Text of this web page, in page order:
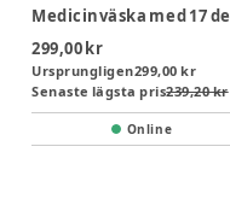
299,00 kr
Ursprungligen299,00 kr
Senaste lägsta pris239,20 kr
Online